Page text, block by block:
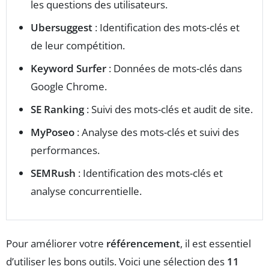
les questions des utilisateurs.
Ubersuggest : Identification des mots-clés et
de leur compétition.
Keyword Surfer : Données de mots-clés dans
Google Chrome.
SE Ranking: Suivi des mots-clés et audit de site.
MyPoseo : Analyse des mots-clés et suivi des
performances.
SEMRush : Identification des mots-clés et
analyse concurrentielle.
Pour améliorer votre référencement, il est essentiel
d’utiliser les bons outils. Voici une sélection des 11